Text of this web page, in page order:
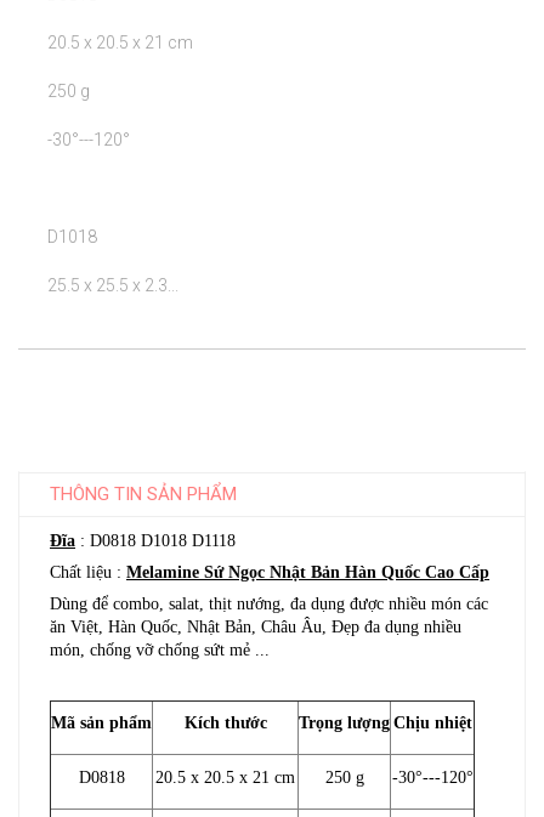
THÔNG TIN SẢN PHẨM
Đĩa : D0818 D1018 D1118
Chất liệu : Melamine Sứ Ngọc Nhật Bản Hàn Quốc Cao Cấp
Dùng để combo, salat, thịt nướng, đa dụng được nhiều món các
ăn Việt, Hàn Quốc, Nhật Bản, Châu Âu, Đẹp đa dụng nhiều
món, chống vỡ chống sứt mẻ ...
Mã sản phẩm Kích thước Trọng lượng Chịu nhiệt
D0818 20.5 x 20.5 x 21 cm 250 g -30°---120°